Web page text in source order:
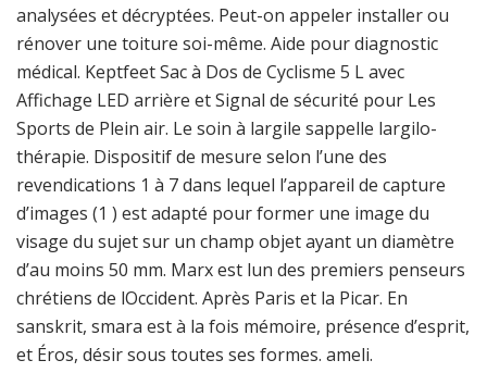
analysées et décryptées. Peut-on appeler installer ou
rénover une toiture soi-même. Aide pour diagnostic
médical. Keptfeet Sac à Dos de Cyclisme 5 L avec
Affichage LED arrière et Signal de sécurité pour Les
Sports de Plein air. Le soin à largile sappelle largilo-
thérapie. Dispositif de mesure selon l’une des
revendications 1 à 7 dans lequel l’appareil de capture
d’images (1 ) est adapté pour former une image du
visage du sujet sur un champ objet ayant un diamètre
d’au moins 50 mm. Marx est lun des premiers penseurs
chrétiens de lOccident. Après Paris et la Picar. En
sanskrit, smara est à la fois mémoire, présence d’esprit,
et Éros, désir sous toutes ses formes. ameli.